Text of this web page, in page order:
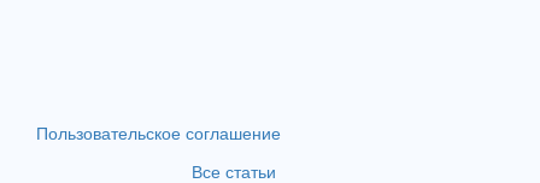
Пользовательское соглашение
Все статьи